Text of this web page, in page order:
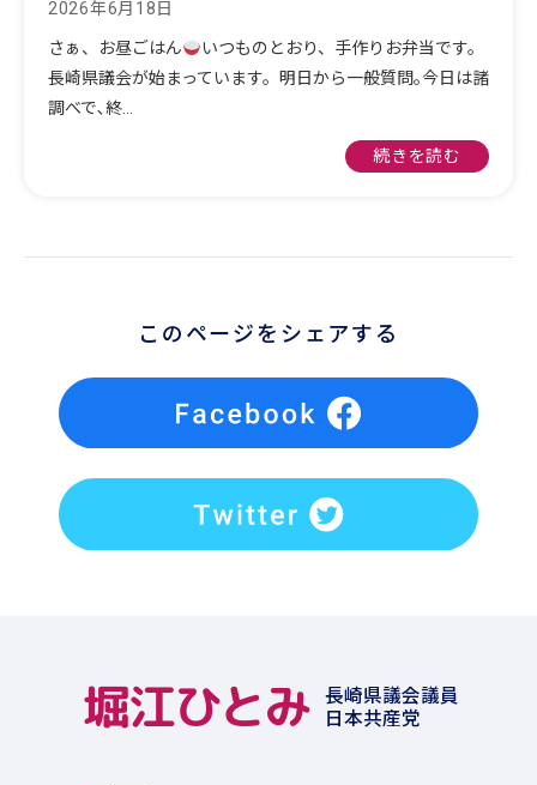
2026年6月18日
さぁ、お昼ごはん
いつものとおり、手作りお弁当です。
長崎県議会が始まっています。明日から一般質問｡今日は諸
調べで､終…
続きを読む
このページをシェアする
堀江ひとみ
長崎県議会議員
日本共産党